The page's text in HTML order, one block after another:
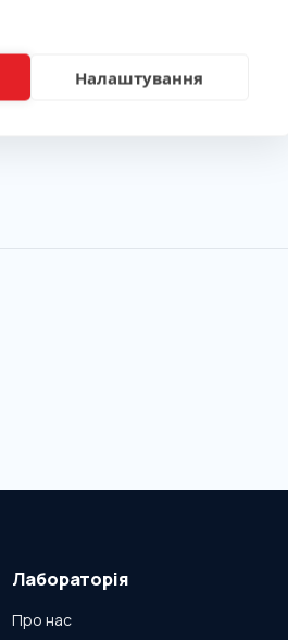
Налаштування
Лабораторія
Про нас